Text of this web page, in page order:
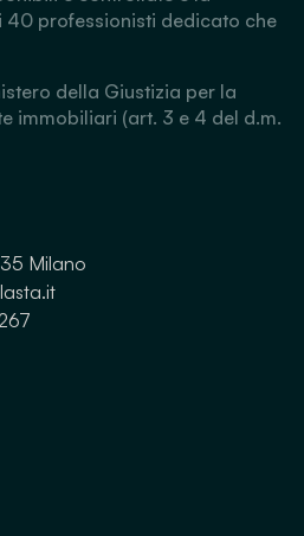
40 professionisti dedicato che
della Giustizia per la
immobiliari (art. 3 e 4 del d.m.
Milano